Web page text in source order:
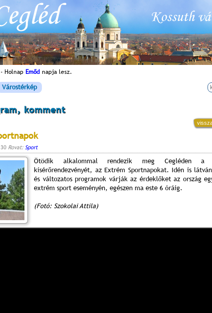
Holnap Emőd napja lesz.
Várostérkép
komment
Rovat: Sport
Ötödik alkalommal rendezik meg Cegléden a
kísérőrendezvényét, az Extrém Sportnapokat. Idén is
és változatos programok várják az érdeklőket az ország
extrém sport eseményén, egészen ma este 6 óráig.
(Fotó: Szokolai Attila)